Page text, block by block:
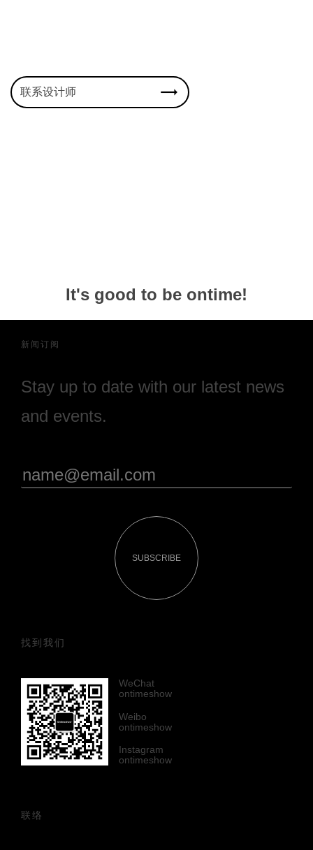
联系设计师
It's good to be ontime!
新闻订阅
Stay up to date with our latest news
and events.
SUBSCRIBE
找到我们
WeChat
ontimeshow
Weibo
ontimeshow
Instagram
ontimeshow
联络